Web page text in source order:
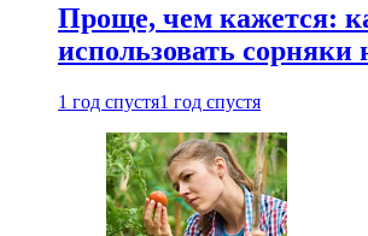
Проще, чем кажется:
использовать сорняки
1 год спустя1 год спустя